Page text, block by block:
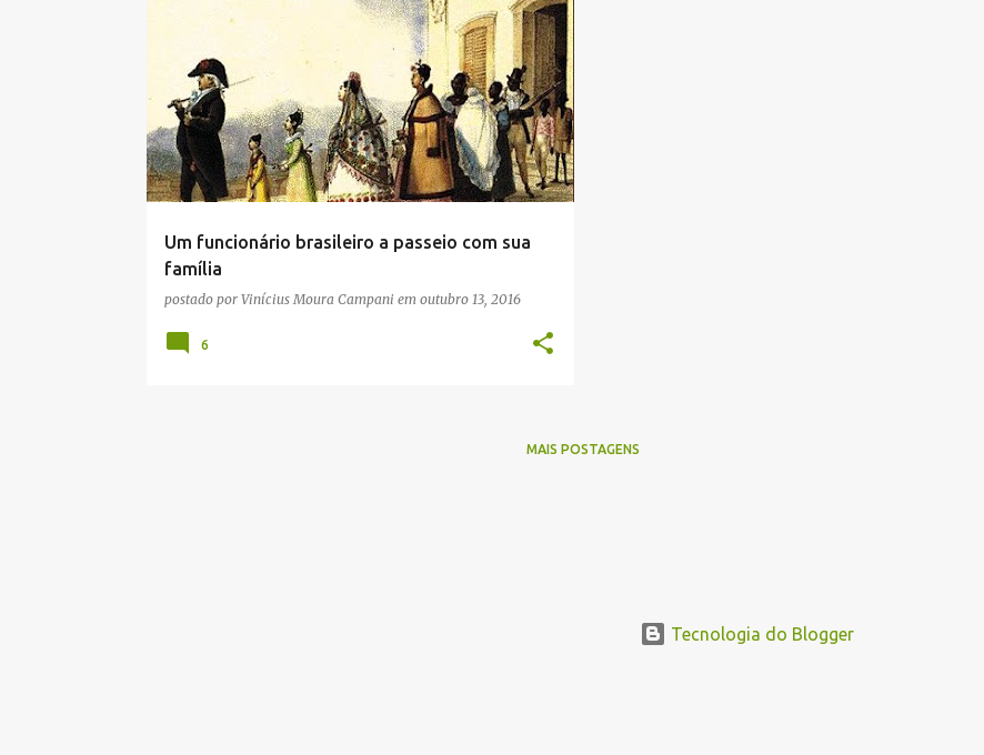
Um funcionário brasileiro a passeio com sua
família
postado por Vinícius Moura Campani em outubro 13, 2016
ARTES PLÁSTICAS DEBRET
HIERARQUIA SOCIAL HISTÓRIA +
HISTÓRIA DA ARTE
6
MAIS POSTAGENS
Tecnologia do Blogger